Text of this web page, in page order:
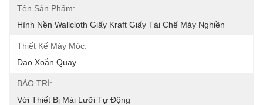
Tên Sản Phẩm:
Hình Nền Wallcloth Giấy Kraft Giấy Tái Chế Máy Nghiền
Thiết Kế Máy Móc:
Dao Xoắn Quay
BẢO TRÌ:
Với Thiết Bị Mài Lưỡi Tự Động